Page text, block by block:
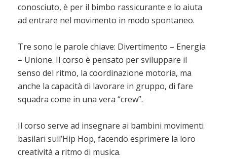
conosciuto, è per il bimbo rassicurante e lo aiuta
ad entrare nel movimento in modo spontaneo.
Tre sono le parole chiave: Divertimento – Energia
– Unione. Il corso è pensato per sviluppare il
senso del ritmo, la coordinazione motoria, ma
anche la capacità di lavorare in gruppo, di fare
squadra come in una vera “crew”.
Il corso serve ad insegnare ai bambini movimenti
basilari sull’Hip Hop, facendo esprimere la loro
creatività a ritmo di musica.